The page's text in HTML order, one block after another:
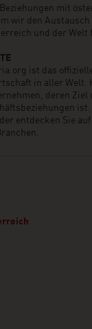
mit
wir den Austausch
und der Welt
ist das
in aller Welt.
deren Ziel
entdecken Sie